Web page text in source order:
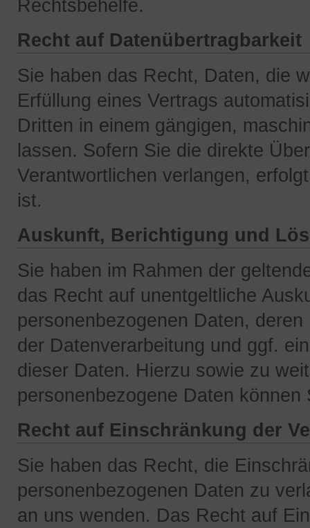
Rechtsbehelfe.
Recht auf Datenübertragbarkeit
Sie haben das Recht, Daten, die
Erfüllung eines Vertrags
Dritten in einem gängigen,
lassen. Sofern Sie die direkte
Verantwortlichen verlangen,
ist.
Auskunft, Berichtigung und
Sie haben im Rahmen der
das Recht auf unentgeltliche
personenbezogenen Daten,
der Datenverarbeitung und ggf.
dieser Daten. Hierzu sowie zu
personenbezogene Daten
Recht auf Einschränkung der
Sie haben das Recht, die
personenbezogenen Daten zu
an uns wenden. Das Recht auf